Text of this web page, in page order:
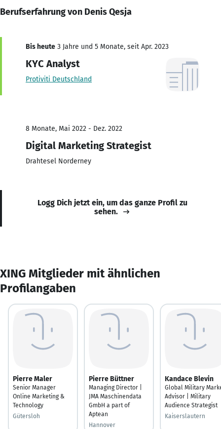
Berufserfahrung von Denis Qesja
Bis heute 3 Jahre und 5 Monate, seit Apr. 2023
KYC Analyst
Protiviti Deutschland
8 Monate, Mai 2022 - Dez. 2022
Digital Marketing Strategist
Drahtesel Norderney
Logg Dich jetzt ein, um das ganze Profil zu
sehen.
XING Mitglieder mit ähnlichen
Profilangaben
Pierre Maler
Senior Manager
Online Marketing &
Technology
Gütersloh
Pierre Büttner
Managing Director |
JMA Maschinendata
GmbH a part of
Aptean
Hannover
Kandace Blevin
Global Military
Advisor | Military
Audience Strategist
Kaiserslautern